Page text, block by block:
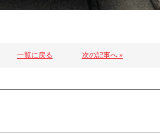
一覧に戻る 次の記事へ »